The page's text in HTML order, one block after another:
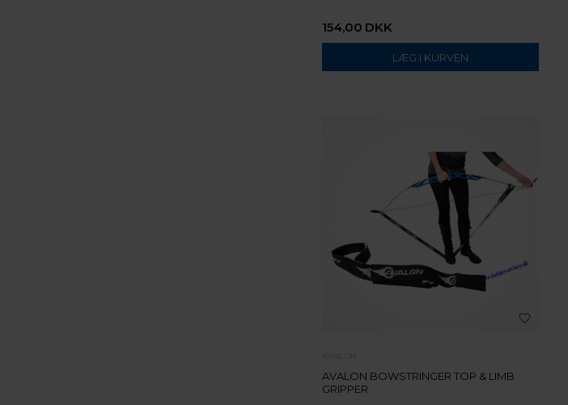
154,00 DKK
AVALON BOWSTRINGER TOP & LIMB
GRIPPER